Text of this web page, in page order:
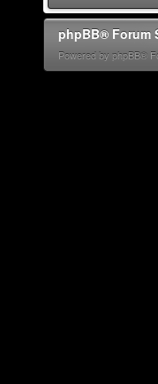
phpBB® Forum
Powered by phpBB®